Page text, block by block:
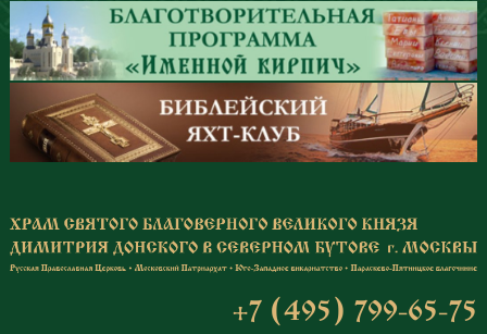
Перейти к основному содержанию
+7 (495) 799-65-75